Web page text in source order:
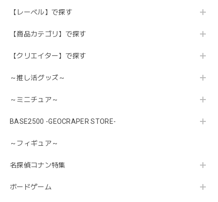
【レーベル】で探す
【商品カテゴリ】で探す
【クリエイター】で探す
～推し活グッズ～
～ミニチュア～
BASE2500 -GEOCRAPER STORE-
～フィギュア～
名探偵コナン特集
ボードゲーム